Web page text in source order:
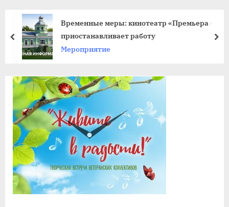
факс:
+7
39
59
Временные меры: кинотеатр «Премьера»
приостанавливает работу
Мероприятие
пред